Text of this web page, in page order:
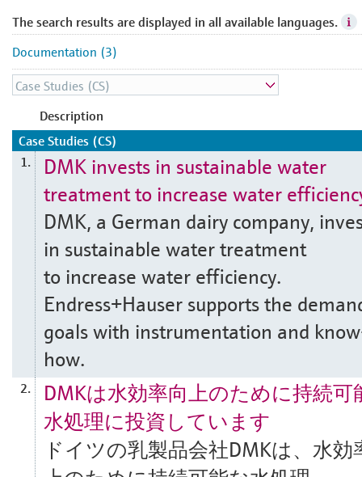
The search results are displayed in all available languages.
Documentation (3)
Description
Case Studies (CS)
1.
DMK invests in sustainable water
treatment to increase water
DMK, a German dairy company,
in sustainable water treatment
to increase water efficiency.
Endress+Hauser supports the
goals with instrumentation and
how.
2.
DMKは水効率向上のために持続可
水処理に投資しています
ドイツの乳製品会社DMKは、水効